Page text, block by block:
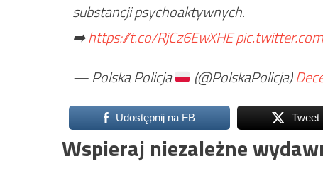
substancji psychoaktywnych.
➡️https://t.co/RjCz6EwXHE
— Polska Policja
(@PolskaPolicja)
Udostępnij na FB Tweet
Wspieraj niezależne